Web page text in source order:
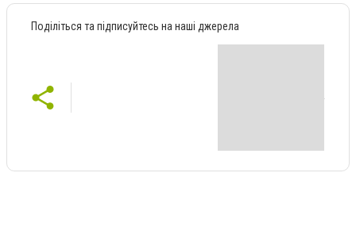
Поділіться та підписуйтесь на наші джерела